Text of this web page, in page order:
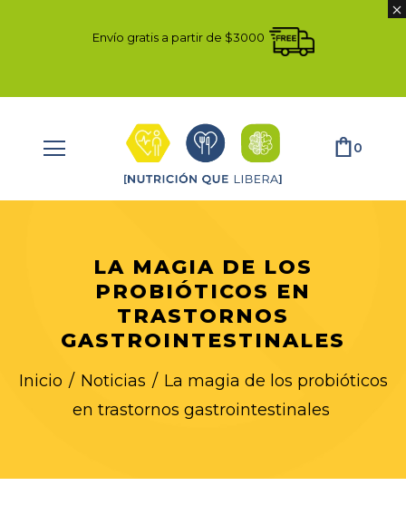
Envío gratis a partir de $3000
0
LA MAGIA DE LOS
PROBIÓTICOS EN
TRASTORNOS
GASTROINTESTINALES
Inicio / Noticias / La magia de los probióticos
en trastornos gastrointestinales